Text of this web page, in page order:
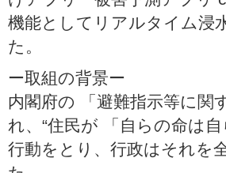
機能としてリアルタイム浸
た。
ー取組の背景ー
内閣府の 「避難指示等に関
れ、“住民が 「自らの命は
行動をとり、行政はそれを